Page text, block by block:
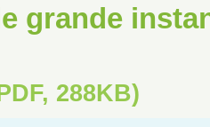
grande
288KB)